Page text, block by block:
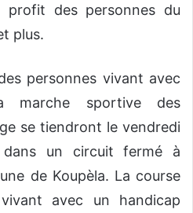
des personnes du
plus.
personnes vivant avec
marche sportive des
se tiendront le vendredi
un circuit fermé à
de Koupèla. La course
avec un handicap